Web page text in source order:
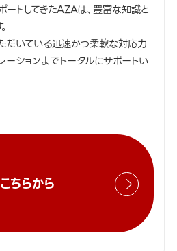
トしてきたAZAは、豊富な知識と
だいている迅速かつ柔軟な対応力
ーションまでトータルにサポートい
ちらから